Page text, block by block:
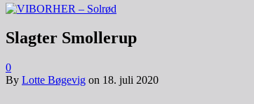
Slagter Smollerup
0
By Lotte Bøgevig on 18. juli 2020